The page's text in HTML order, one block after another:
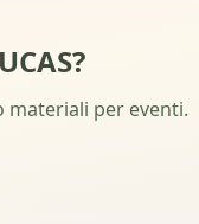
materiali per eventi.